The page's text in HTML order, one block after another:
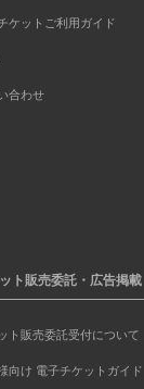
ケットご利用ガイド
合わせ
ト販売委託・広告掲載
ト販売委託受付について
向け 電子チケットガイド